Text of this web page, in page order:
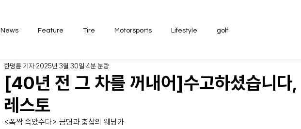
News Feature Tire Motorsports Lifestyle golf
[40년 전 그 차를 꺼내어]수고하셨습니다,
레스토
한명륜 기자 2025년 3월 30일 4분 분량
<폭싹 속았수다> 금명과 충섭의 웨딩카